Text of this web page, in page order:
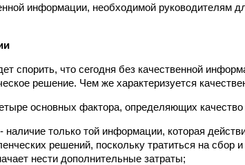
информации, необходимой руководителям
спорить, что сегодня без качественной
решение. Чем же характеризуется
основных фактора, определяющих
наличие только той информации, которая
решений, поскольку тратиться на сбор
нести дополнительные затраты;